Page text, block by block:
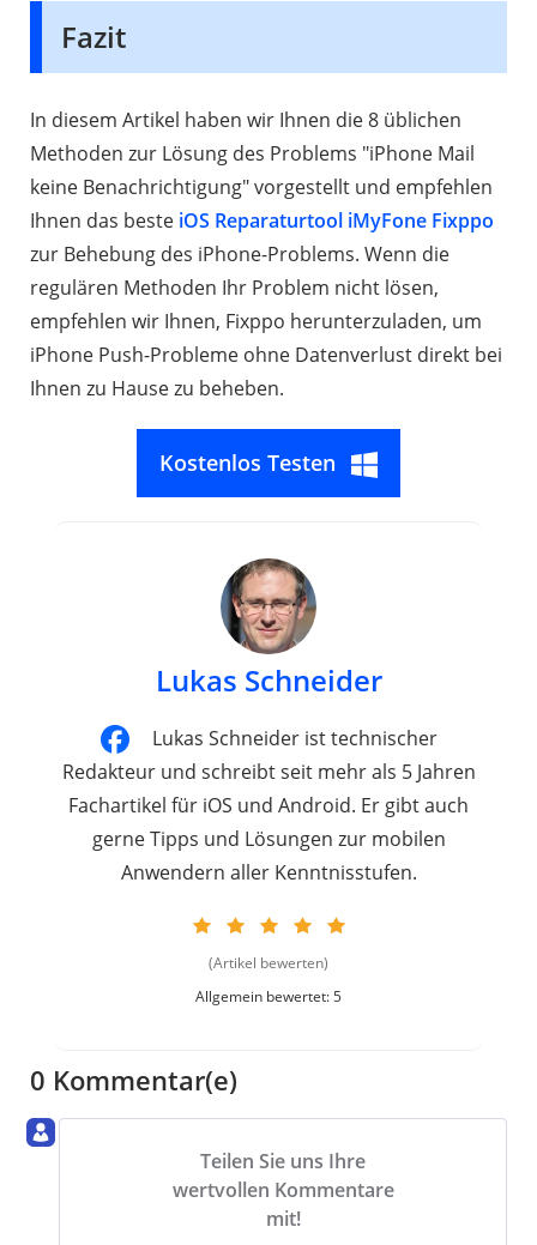
Fazit
In diesem Artikel haben wir Ihnen die 8 üblichen
Methoden zur Lösung des Problems "iPhone Mail
keine Benachrichtigung" vorgestellt und empfehlen
Ihnen das beste iOS Reparaturtool iMyFone Fixppo
zur Behebung des iPhone-Problems. Wenn die
regulären Methoden Ihr Problem nicht lösen,
empfehlen wir Ihnen, Fixppo herunterzuladen, um
iPhone Push-Probleme ohne Datenverlust direkt bei
Ihnen zu Hause zu beheben.
Kostenlos Testen
Lukas Schneider
Lukas Schneider ist technischer
Redakteur und schreibt seit mehr als 5 Jahren
Fachartikel für iOS und Android. Er gibt auch
gerne Tipps und Lösungen zur mobilen
Anwendern aller Kenntnisstufen.
(Artikel bewerten)
Allgemein bewertet: 5
0 Kommentar(e)
Teilen Sie uns Ihre
wertvollen Kommentare
mit!